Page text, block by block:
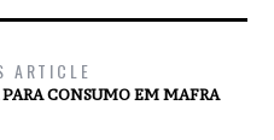
ARTICLE
CONSUMO EM MAFRA